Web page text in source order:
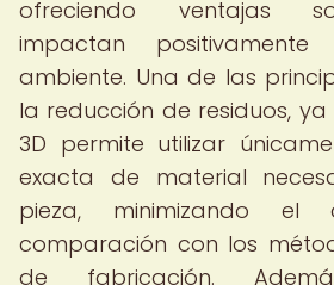
ofreciendo ventajas
impactan
ambiente. Una de las
la reducción de residuos,
3D permite utilizar
exacta de material
pieza, minimizando el
comparación con los
de fabricación.